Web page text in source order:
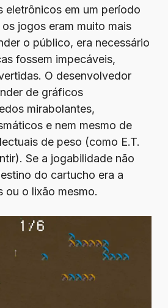
eletrônicos em um período
jogos eram muito mais
o público, era necessário
fossem impecáveis,
O desenvolvedor
de gráficos
mirabolantes,
e nem mesmo de
de peso (como E.T.
Se a jogabilidade não
do cartucho era a
ou o lixão mesmo.